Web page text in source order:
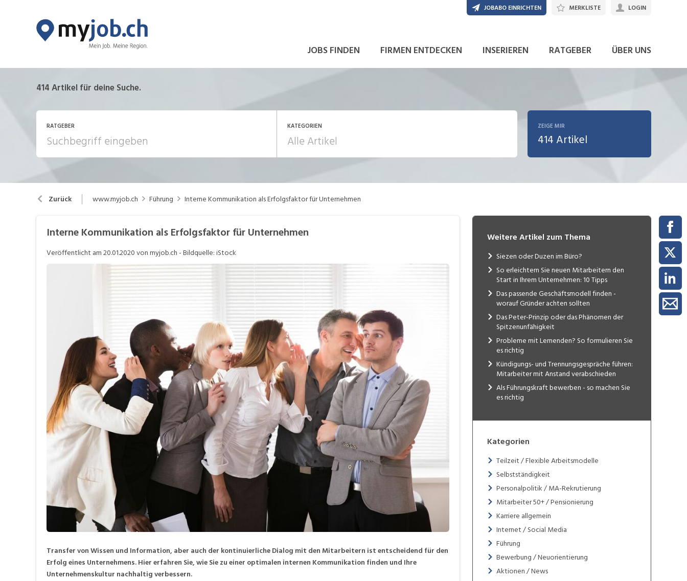
JOBS FINDEN FIRMEN ENTDECKEN INSERIEREN RATGEBER ÜBER UNS
JOBABO EINRICHTEN MERKLISTE LOGIN
414Artikel für deine Suche.
RATGEBER KATEGORIEN
Aktionen / News Bewerbung / Neuorientierung
Führung
Internet / Social Media
Karriere allgemein
Personalpolitik / MA-Rekrutierung
Selbstständigkeit Teilzeit / Flexible Arbeitsmodelle
ZEIGE MIR
414 Artikel
Zurück www.myjob.ch Führung Interne Kommunikation als Erfolgsfaktor für Unternehmen
Interne Kommunikation als Erfolgsfaktor für Unternehmen
Veröffentlicht am20.01.2020von myjob.ch - Bildquelle: iStock
Transfer von Wissen und Information, aber auch der kontinuierliche Dialog mit den Mitarbeitern ist entscheidend für den
Erfolg eines Unternehmens. Hier erfahren Sie, wie Sie zu einer optimalen internen Kommunikation finden und Ihre
Unternehmenskultur nachhaltig verbessern.
Weitere Artikel zum Thema
Siezen oder Duzen im Büro?
So erleichtern Sie neuen Mitarbeitern den
Start in Ihrem Unternehmen: 10 Tipps
Das passende Geschäftsmodell finden -
worauf Gründer achten sollten
Das Peter-Prinzip oder das Phänomen der
Spitzenunfähigkeit
Probleme mit Lernenden? So formulieren Sie
es richtig
Kündigungs- und Trennungsgespräche führen:
Mitarbeiter mit Anstand verabschieden
Als Führungskraft bewerben - so machen Sie
es richtig
Kategorien
Teilzeit / Flexible Arbeitsmodelle
Selbstständigkeit
Personalpolitik / MA-Rekrutierung
Mitarbeiter 50+ / Pensionierung
Karriere allgemein
Internet / Social Media
Führung
Bewerbung / Neuorientierung
Aktionen / News